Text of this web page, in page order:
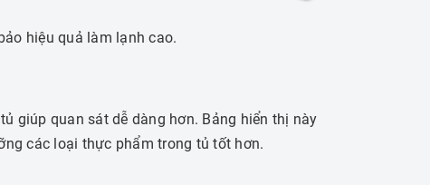
hiệu quả làm lạnh cao.
giúp quan sát dễ dàng hơn. Bảng hiển thị này
các loại thực phẩm trong tủ tốt hơn.